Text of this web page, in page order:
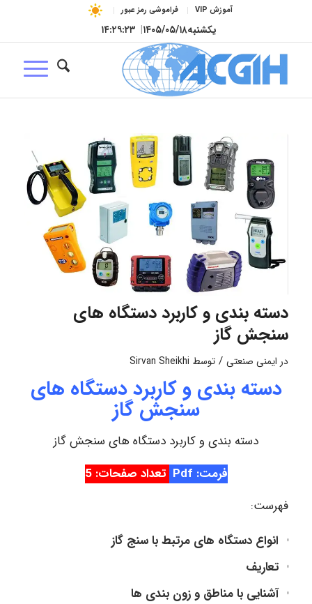
آموزش VIP فراموشی رمز عبور
یکشنبه۱۴۰۵/۰۵/۱۸| ۱۴:۲۹:۲۴
دسته بندی و کاربرد دستگاه های
سنجش گاز
در ایمنی صنعتی / توسط Sirvan Sheikhi
دسته بندی و کاربرد دستگاه های
سنجش گاز
دسته بندی و کاربرد دستگاه های سنجش گاز
فرمت: Pdf
تعداد صفحات: 5
فهرست:
انواع دستگاه های مرتبط با سنج گاز
تعاریف
آشنایی با مناطق و زون بندی ها